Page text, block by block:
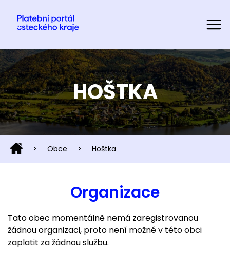
HOŠTKA
> Obce > Hoštka
Organizace
Tato obec momentálně nemá zaregistrovanou
žádnou organizaci, proto není možné v této obci
zaplatit za žádnou službu.